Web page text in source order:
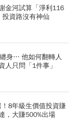
金河試算「淨利116
資路沒有神仙
身… 他如何翻轉人
人只問「1件事」
8年級生價值投資賺
，大賺500%出場